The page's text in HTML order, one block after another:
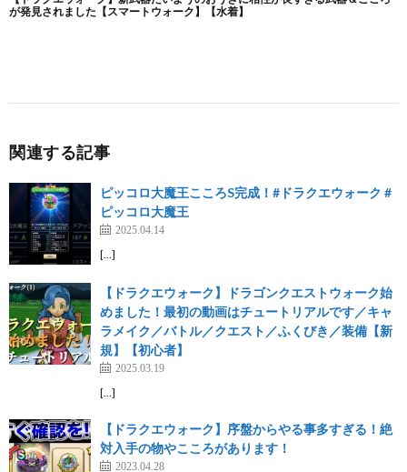
関連する記事
ピッコロ大魔王こころS完成！#ドラクエウォーク #
ピッコロ大魔王
2025.04.14
[…]
【ドラクエウォーク】ドラゴンクエストウォーク始
めました！最初の動画はチュートリアルです／キャ
ラメイク／バトル／クエスト／ふくびき／装備【新
規】【初心者】
2025.03.19
[…]
【ドラクエウォーク】序盤からやる事多すぎる！絶
対入手の物やこころがあります！
2023.04.28